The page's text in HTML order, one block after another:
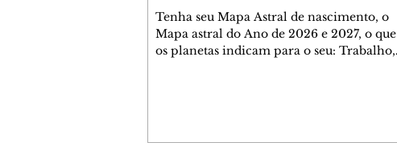
Tenha seu Mapa Astral de nascimento, o
Mapa astral do Ano de 2026 e 2027, o que
os planetas indicam para o seu: Trabalho,